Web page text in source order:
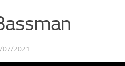
07/2021